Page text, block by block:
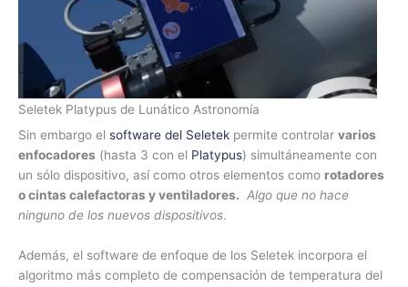
Seletek Platypus de Lunático Astronomía
Sin embargo el software del Seletek permite controlar varios
enfocadores (hasta 3 con el Platypus) simultáneamente con
un sólo dispositivo, así como otros elementos como rotadores
o cintas calefactoras y ventiladores. Algo que no hace
ninguno de los nuevos dispositivos.
Además, el software de enfoque de los Seletek incorpora el
algoritmo más completo de compensación de temperatura del